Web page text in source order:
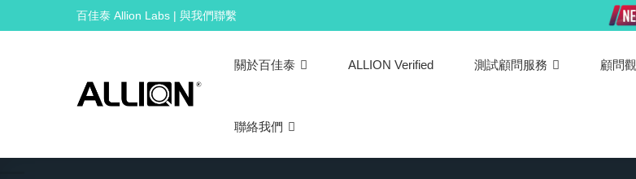
to
百佳泰 Allion Labs | 與我們聯繫
關於百佳泰 ALLION Verified 測試顧問服務 顧問
聯絡我們